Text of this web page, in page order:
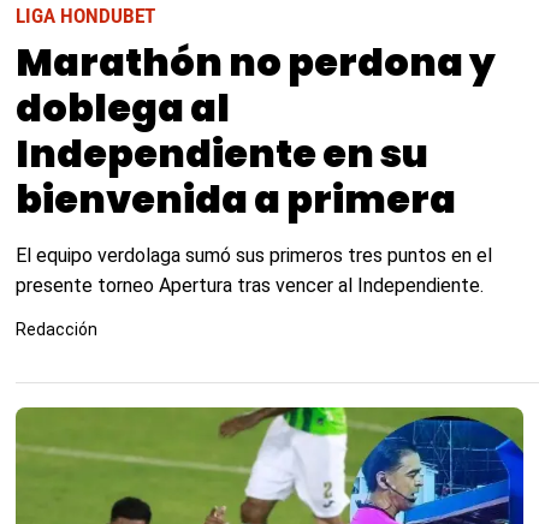
LIGA HONDUBET
Marathón no perdona y
doblega al
Independiente en su
bienvenida a primera
El equipo verdolaga sumó sus primeros tres puntos en el
presente torneo Apertura tras vencer al Independiente.
Redacción